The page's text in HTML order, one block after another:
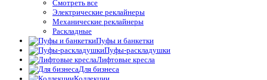
Смотреть все
Электрические реклайнеры
Механические реклайнеры
Раскладные
Пуфы и банкетки
Пуфы-раскладушки
Лифтовые кресла
Для бизнеса